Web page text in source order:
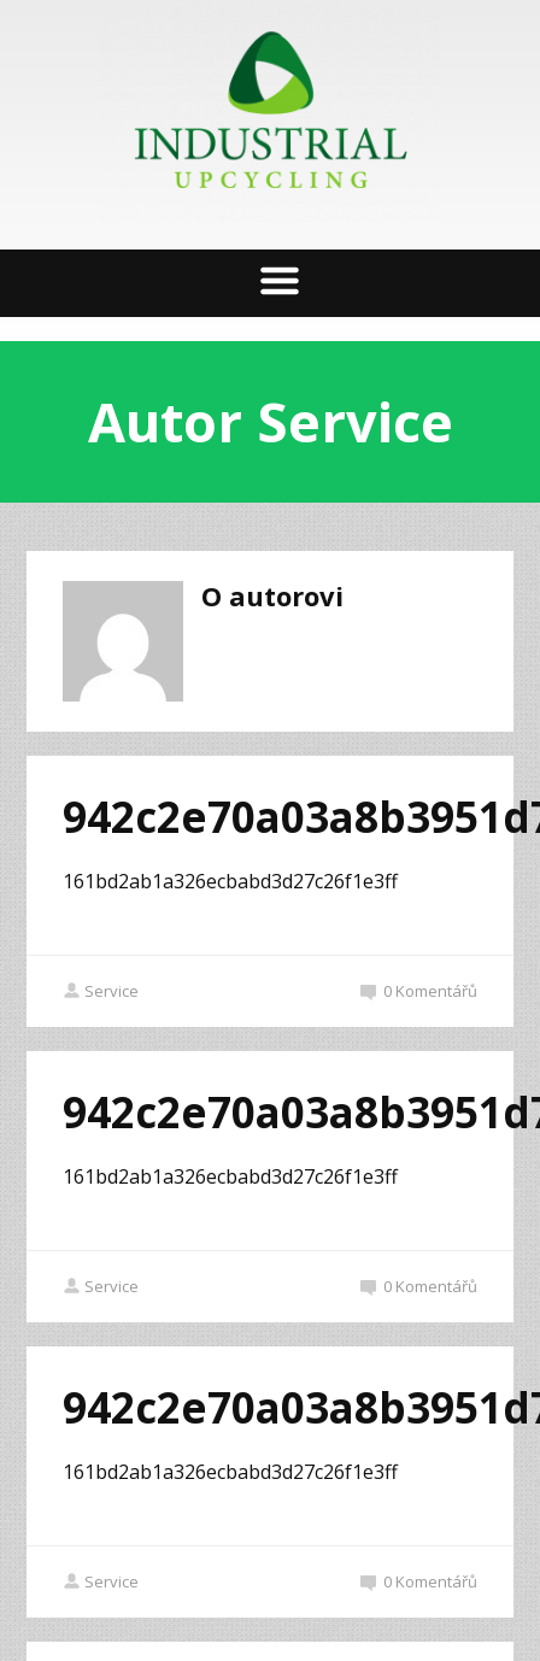
Autor Service
O autorovi
161bd2ab1a326ecbabd3d27c26f1e3ff
Service 0 Komentářů
161bd2ab1a326ecbabd3d27c26f1e3ff
Service 0 Komentářů
161bd2ab1a326ecbabd3d27c26f1e3ff
Service 0 Komentářů